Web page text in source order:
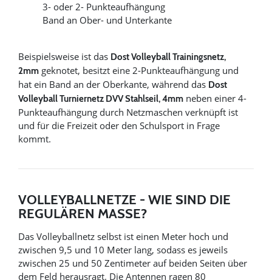
3- oder 2- Punkteaufhängung
Band an Ober- und Unterkante
Beispielsweise ist das Dost Volleyball Trainingsnetz,
2mm geknotet, besitzt eine 2-Punkteaufhängung und
hat ein Band an der Oberkante, während das Dost
Volleyball Turniernetz DVV Stahlseil, 4mm neben einer 4-
Punkteaufhängung durch Netzmaschen verknüpft ist
und für die Freizeit oder den Schulsport in Frage
kommt.
VOLLEYBALLNETZE - WIE SIND DIE
REGULÄREN MASSE?
Das Volleyballnetz selbst ist einen Meter hoch und
zwischen 9,5 und 10 Meter lang, sodass es jeweils
zwischen 25 und 50 Zentimeter auf beiden Seiten über
dem Feld herausragt. Die Antennen ragen 80